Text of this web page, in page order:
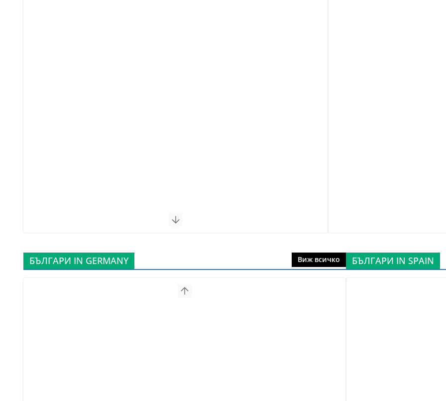
БЪЛГАРИ IN GERMANY Виж всичко БЪЛГАРИ IN SPAIN